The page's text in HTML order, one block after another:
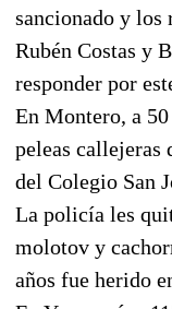
sancionado y los
Rubén Costas y
responder por
En Montero, a
peleas callejeras
del Colegio San
La policía les
molotov y
años fue herido